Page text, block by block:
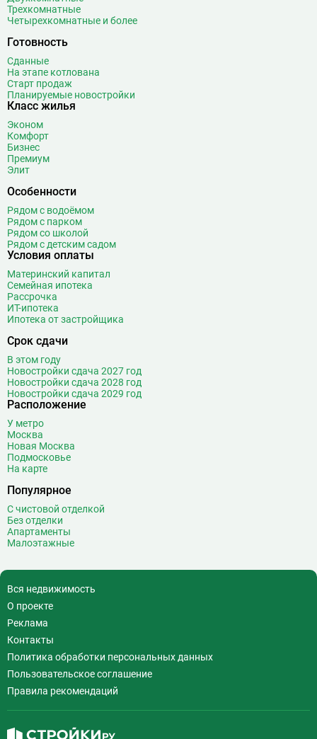
Водный стадион
Войковская
Волоколамская
Волхонка
Воробьёвы горы
Выставочный центр
Г Генерала Тюленева
Говорово
Д Давыдково
Деловой центр
Динамо
Дмитровская
Добрынинская
Домодедовская
Дорогомиловская
Достоевская
Дубровка
Ж Жулебино
З
И
К Калужская
Кантемировская
Каховская
Каширская
Кленовый бульвар
Кожуховская
Коммунарка
Комсомольская
Коньково
Корниловская
Косино 16
Котельники
Трехкомнатные
Четырехкомнатные и более
Готовность
Сданные
На этапе котлована
Старт продаж
Планируемые новостройки
Класс жилья
Эконом
Комфорт
Бизнес
Премиум
Элит
Особенности
Рядом с водоёмом
Рядом с парком
Рядом со школой
Рядом с детским садом
Условия оплаты
Материнский капитал
Семейная ипотека
Рассрочка
ИТ-ипотека
Ипотека от застройщика
Срок сдачи
В этом году
Новостройки сдача 2027 год
Новостройки сдача 2028 год
Новостройки сдача 2029 год
Расположение
У метро
Москва
Новая Москва
Подмосковье
На карте
Популярное
С чистовой отделкой
Без отделки
Апартаменты
Малоэтажные
Вся недвижимость
О проекте
Реклама
Контакты
Политика обработки персональных данных
Пользовательское соглашение
Правила рекомендаций